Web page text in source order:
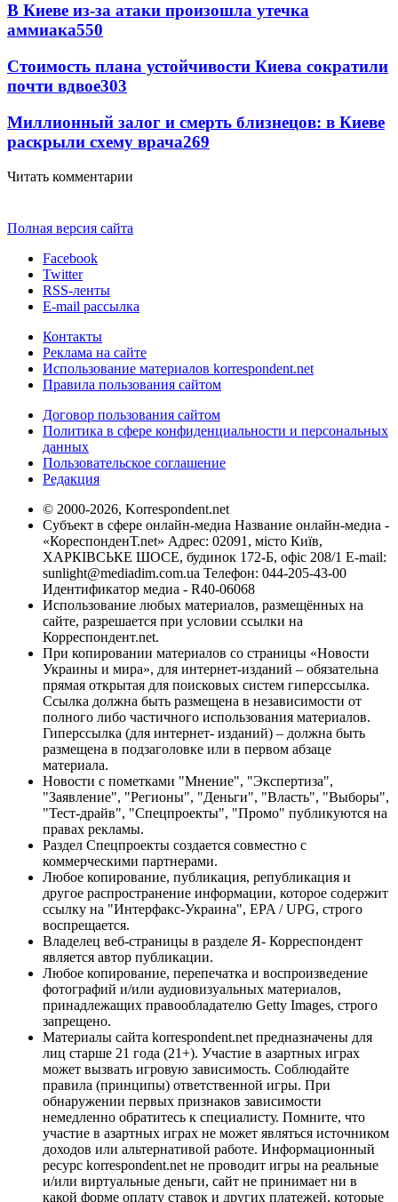
В Киеве из-за атаки произошла утечка
аммиака550
Стоимость плана устойчивости Киева сократили
почти вдвое303
Миллионный залог и смерть близнецов: в Киеве
раскрыли схему врача269
Читать комментарии
Полная версия сайта
Facebook
Twitter
RSS-ленты
E-mail рассылка
Контакты
Реклама на сайте
Использование материалов korrespondent.net
Правила пользования сайтом
Договор пользования сайтом
Политика в сфере конфиденциальности и персональных
данных
Пользовательское соглашение
Редакция
© 2000-2026, Korrespondent.net
Субъект в сфере онлайн-медиа Название онлайн-медиа -
«КореспонденТ.net» Адрес: 02091, місто Київ,
ХАРКІВСЬКЕ ШОСЕ, будинок 172-Б, офіс 208/1 E-mail:
sunlight@mediadim.com.ua Телефон: 044-205-43-00
Идентификатор медиа - R40-06068
Использование любых материалов, размещённых на
сайте, разрешается при условии ссылки на
Корреспондент.net.
При копировании материалов со страницы «Новости
Украины и мира», для интернет-изданий – обязательна
прямая открытая для поисковых систем гиперссылка.
Ссылка должна быть размещена в независимости от
полного либо частичного использования материалов.
Гиперссылка (для интернет- изданий) – должна быть
размещена в подзаголовке или в первом абзаце
материала.
Новости с пометками "Мнение", "Экспертиза",
"Заявление", "Регионы", "Деньги", "Власть", "Выборы",
"Тест-драйв", "Спецпроекты", "Промо" публикуются на
правах рекламы.
Раздел Спецпроекты создается совместно с
коммерческими партнерами.
Любое копирование, публикация, републикация и
другое распространение информации, которое содержит
ссылку на "Интерфакс-Украина", EPA / UPG, строго
воспрещается.
Владелец веб-страницы в разделе Я- Корреспондент
является автор публикации.
Любое копирование, перепечатка и воспроизведение
фотографий и/или аудиовизуальных материалов,
принадлежащих правообладателю Getty Images, строго
запрещено.
Материалы сайта korrespondent.net предназначены для
лиц старше 21 года (21+). Участие в азартных играх
может вызвать игровую зависимость. Соблюдайте
правила (принципы) ответственной игры. При
обнаружении первых признаков зависимости
немедленно обратитесь к специалисту. Помните, что
участие в азартных играх не может являться источником
доходов или альтернативой работе. Информационный
ресурс korrespondent.net не проводит игры на реальные
и/или виртуальные деньги, сайт не принимает ни в
какой форме оплату ставок и других платежей, которые